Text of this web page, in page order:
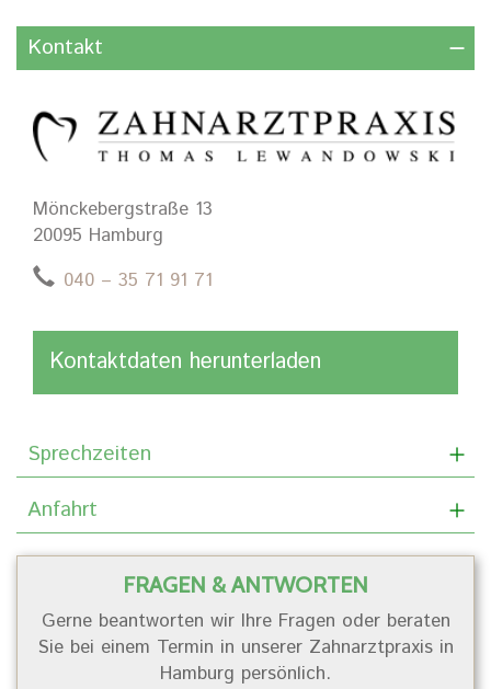
Kontakt
Mönckebergstraße 13
20095 Hamburg
040 – 35 71 91 71
Kontaktdaten herunterladen
Sprechzeiten
Anfahrt
FRAGEN & ANTWORTEN
Gerne beantworten wir Ihre Fragen oder beraten
Sie bei einem Termin in unserer Zahnarztpraxis in
Hamburg persönlich.